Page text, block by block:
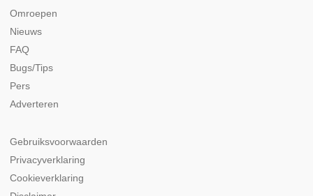
Omroepen
Nieuws
FAQ
Bugs/Tips
Pers
Adverteren
Gebruiksvoorwaarden
Privacyverklaring
Cookieverklaring